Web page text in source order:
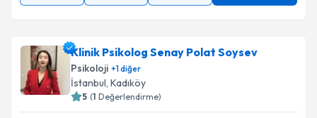
Klinik Psikolog Senay Polat Soysev
Psikoloji +1diğer
İstanbul, Kadıköy
5 (1 Değerlendirme)